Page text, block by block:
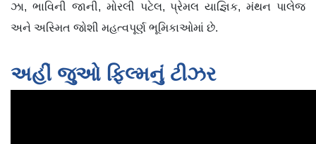
ઝા, ભાવિની જાની, મોરલી પટેલ, પ્રેમલ યાજ્ઞિક, મંથન પાલેજ
અને અસ્મિત જોશી મહત્વપૂર્ણ ભૂમિકાઓમાં છે.
અહીં જુઓ ફિલ્મનું ટીઝર